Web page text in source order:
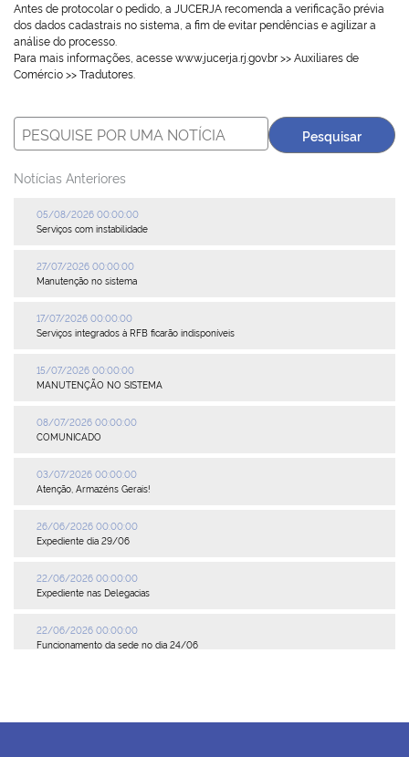
Auxiliares de Comércio
Contato
Antes de protocolar o pedido, a JUCERJA recomenda a verificação prévia
dos dados cadastrais no sistema, a fim de evitar pendências e agilizar a
análise do processo.
Para mais informações, acesse www.jucerja.rj.gov.br >> Auxiliares de
Comércio >> Tradutores.
Notícias Anteriores
05/08/2026 00:00:00
Serviços com instabilidade
27/07/2026 00:00:00
Manutenção no sistema
17/07/2026 00:00:00
Serviços integrados à RFB ficarão indisponíveis
15/07/2026 00:00:00
MANUTENÇÃO NO SISTEMA
08/07/2026 00:00:00
COMUNICADO
03/07/2026 00:00:00
Atenção, Armazéns Gerais!
26/06/2026 00:00:00
Expediente dia 29/06
22/06/2026 00:00:00
Expediente nas Delegacias
22/06/2026 00:00:00
Funcionamento da sede no dia 24/06